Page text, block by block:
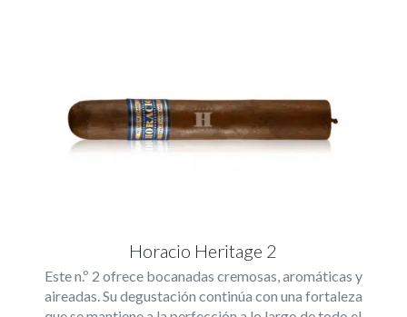
Horacio Heritage 2
Este n.º 2 ofrece bocanadas cremosas, aromáticas y
aireadas. Su degustación continúa con una fortaleza